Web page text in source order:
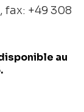
fax: +49 308
au